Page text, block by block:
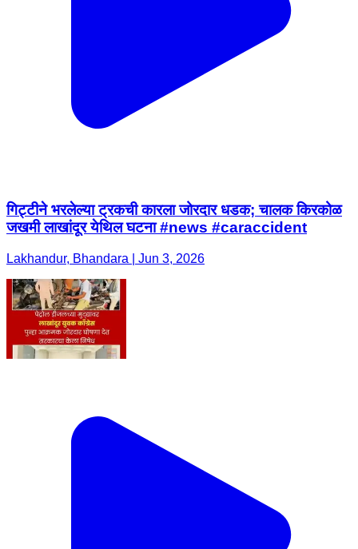
गिट्टीने भरलेल्या ट्रकची कारला जोरदार धडक; चालक किरकोळ
जखमी लाखांदूर येथिल घटना #news #caraccident
Lakhandur, Bhandara | Jun 3, 2026